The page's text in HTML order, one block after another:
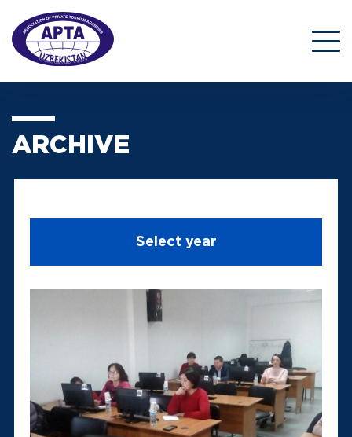
ARCHIVE
Select year